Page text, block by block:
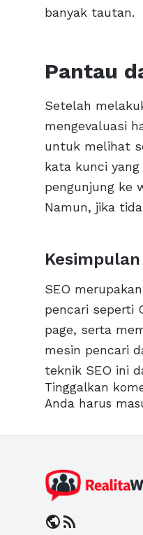
banyak tautan.
Pantau
Setelah
mengevaluasi
untuk melihat
kata kunci
pengunjung ke
Namun, jika
Kesimpulan
SEO
pencari seperti
page, serta
mesin pencari
teknik SEO ini
Tinggalkan
Anda harus
publicrss_feed